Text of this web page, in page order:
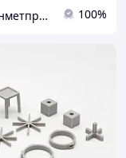
ТОО Инметпром 100%